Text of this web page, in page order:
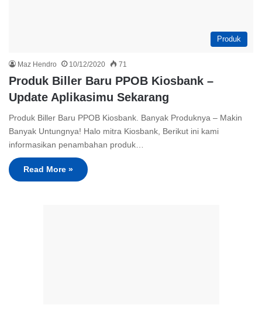
Produk
Maz Hendro 10/12/2020 71
Produk Biller Baru PPOB Kiosbank –
Update Aplikasimu Sekarang
Produk Biller Baru PPOB Kiosbank. Banyak Produknya – Makin
Banyak Untungnya! Halo mitra Kiosbank, Berikut ini kami
informasikan penambahan produk…
Read More »